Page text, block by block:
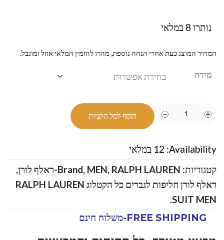
נותרו 8 במלאי
המחיר המוצג כעת אחרי הנחה נוספת, מהרו להזמין המלאי אוזל ומוגבל.
מידה
הוסף לסל הקניות
Availability: 12 במלאי
קטגוריות:
Brand, MEN, RALPH LAUREN-ראלף לורן
,
ראלף לורן חליפות לגברים כל הקטלוג RALPH LAUREN
SUIT MEN
.
FREE SHIPPING-משלוח חינם